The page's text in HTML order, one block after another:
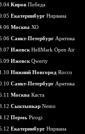
Киров Победа
Екатеринбург Нирвана
Москва ХО
Санкт-Петербург Арктика
Ижевск HellMark Open Air
Ижевск Qwerty
Нижний Новгород Rocco
Санкт-Петербург Арктика
Москва Каста
Сыктывкар Nemo
Пермь Pirogi
Екатеринбург Нирвана